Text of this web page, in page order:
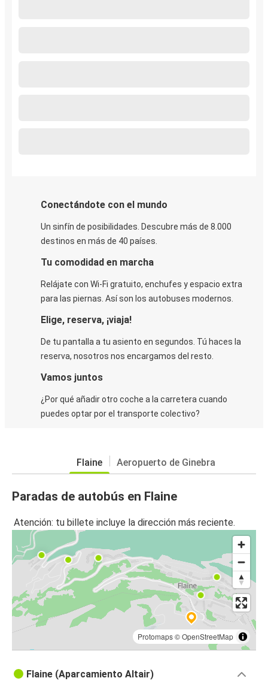
Conectándote con el mundo
Un sinfín de posibilidades. Descubre más de 8.000
destinos en más de 40 países.
Tu comodidad en marcha
Relájate con Wi-Fi gratuito, enchufes y espacio extra
para las piernas. Así son los autobuses modernos.
Elige, reserva, ¡viaja!
De tu pantalla a tu asiento en segundos. Tú haces la
reserva, nosotros nos encargamos del resto.
Vamos juntos
¿Por qué añadir otro coche a la carretera cuando
puedes optar por el transporte colectivo?
Flaine Aeropuerto de Ginebra
Paradas de autobús en Flaine
Atención: tu billete incluye la dirección más reciente.
Protomaps©OpenStreetMap
Flaine (Aparcamiento Altair)